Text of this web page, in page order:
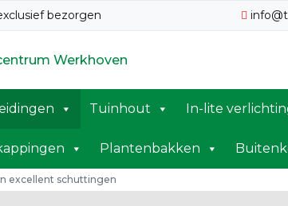
bezorgen
Tuinhout In-lite
Plantenbakken
excellent schuttingen